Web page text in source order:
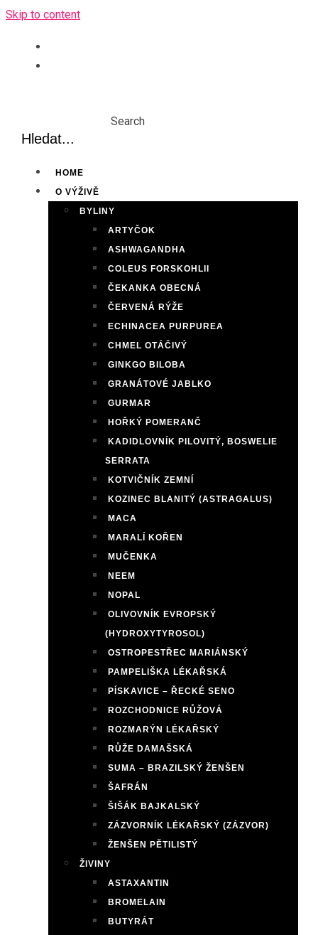
Skip to content
Search
HOME
O VÝŽIVĚ
BYLINY
ARTYČOK
ASHWAGANDHA
COLEUS FORSKOHLII
ČEKANKA OBECNÁ
ČERVENÁ RÝŽE
ECHINACEA PURPUREA
CHMEL OTÁČIVÝ
GINKGO BILOBA
GRANÁTOVÉ JABLKO
GURMAR
HOŘKÝ POMERANČ
KADIDLOVNÍK PILOVITÝ, BOSWELIE
SERRATA
KOTVIČNÍK ZEMNÍ
KOZINEC BLANITÝ (ASTRAGALUS)
MACA
MARALÍ KOŘEN
MUČENKA
NEEM
NOPAL
OLIVOVNÍK EVROPSKÝ
(HYDROXYTYROSOL)
OSTROPESTŘEC MARIÁNSKÝ
PAMPELIŠKA LÉKAŘSKÁ
PÍSKAVICE – ŘECKÉ SENO
ROZCHODNICE RŮŽOVÁ
ROZMARÝN LÉKAŘSKÝ
RŮŽE DAMAŠSKÁ
SUMA – BRAZILSKÝ ŽENŠEN
ŠAFRÁN
ŠIŠÁK BAJKALSKÝ
ZÁZVORNÍK LÉKAŘSKÝ (ZÁZVOR)
ŽENŠEN PĚTILISTÝ
ŽIVINY
ASTAXANTIN
BROMELAIN
BUTYRÁT